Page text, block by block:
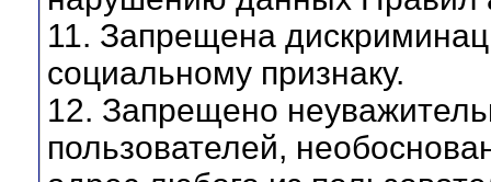
11. Запрещена
социальному признаку.
12. Запрещено
пользователей,